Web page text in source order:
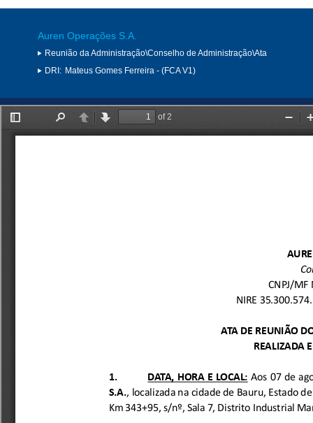
Auren Operações S.A.
Reunião da Administração\Conselho de Administração\Ata
DRI: Mateus Gomes Ferreira - (FCA V1)